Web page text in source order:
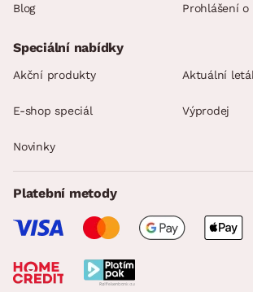
Blog Prohlášení
Speciální nabídky
Akční produkty Aktuální
E-shop speciál Výprodej
Novinky
Platební metody